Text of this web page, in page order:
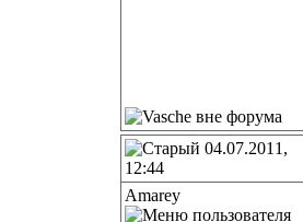
04.07.2011,
12:44
Amarey